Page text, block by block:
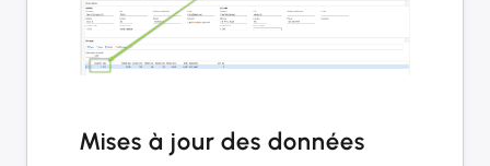
Mises à jour des données